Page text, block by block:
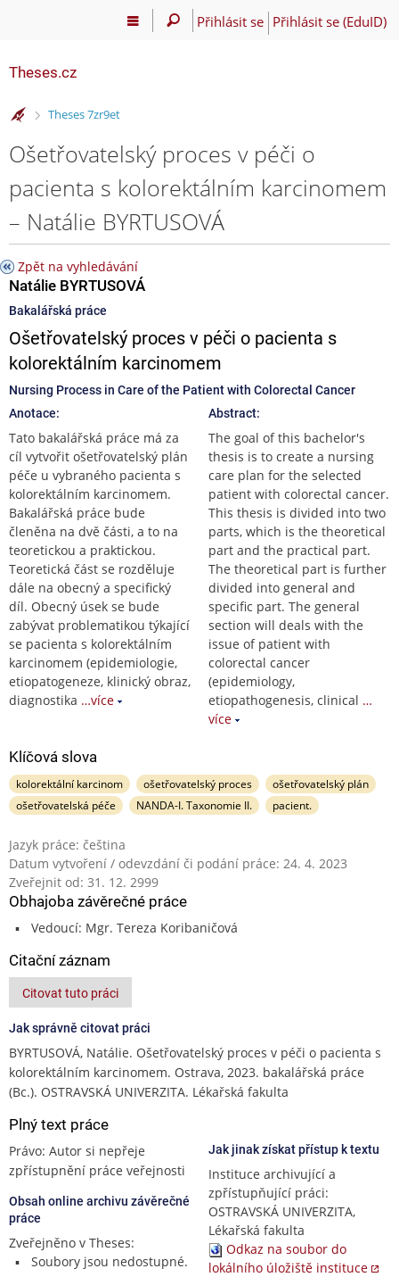
Přihlásit se Přihlásit se (EduID)
Theses.cz
>
Theses 7zr9et
Ošetřovatelský proces v péči o
pacienta s kolorektálním karcinomem
– Natálie BYRTUSOVÁ
Zpět na vyhledávání
Natálie BYRTUSOVÁ
Bakalářská práce
Ošetřovatelský proces v péči o pacienta s
kolorektálním karcinomem
Nursing Process in Care of the Patient with Colorectal Cancer
Anotace:
Tato bakalářská práce má za
cíl vytvořit ošetřovatelský plán
péče u vybraného pacienta s
kolorektálním karcinomem.
Bakalářská práce bude
členěna na dvě části, a to na
teoretickou a praktickou.
Teoretická část se rozděluje
dále na obecný a specifický
díl. Obecný úsek se bude
zabývat problematikou týkající
se pacienta s kolorektálním
karcinomem (epidemiologie,
etiopatogeneze, klinický obraz,
diagnostika …více
Abstract:
The goal of this bachelor's
thesis is to create a nursing
care plan for the selected
patient with colorectal cancer.
This thesis is divided into two
parts, which is the theoretical
part and the practical part.
The theoretical part is further
divided into general and
specific part. The general
section will deals with the
issue of patient with
colorectal cancer
(epidemiology,
etiopathogenesis, clinical …
více
Klíčová slova
kolorektální karcinom ošetřovatelský proces
ošetřovatelský plán
ošetřovatelská péče
NANDA-I. Taxonomie II. pacient.
Jazyk práce: čeština
Datum vytvoření / odevzdání či podání práce: 24. 4. 2023
Zveřejnit od: 31. 12. 2999
Obhajoba závěrečné práce
Vedoucí: Mgr. Tereza Koribaničová
Citační záznam
Citovat tuto práci
Jak správně citovat práci
BYRTUSOVÁ, Natálie. Ošetřovatelský proces v péči o pacienta s
kolorektálním karcinomem. Ostrava, 2023. bakalářská práce
(Bc.). OSTRAVSKÁ UNIVERZITA. Lékařská fakulta
Plný text práce
Právo: Autor si nepřeje
zpřístupnění práce veřejnosti
Obsah online archivu závěrečné
práce
Zveřejněno v Theses:
Soubory jsou nedostupné.
Jak jinak získat přístup k textu
Instituce archivující a
zpřístupňující práci:
OSTRAVSKÁ UNIVERZITA,
Lékařská fakulta
Odkaz na soubor do
lokálního úložiště instituce